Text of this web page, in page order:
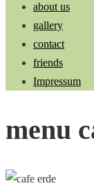
about us
gallery
contact
friends
Impressum
menu